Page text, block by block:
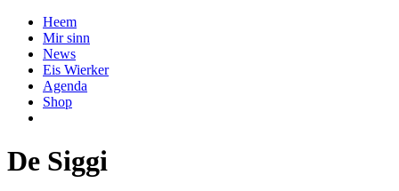
Heem
Mir sinn
News
Eis Wierker
Agenda
Shop
De Siggi